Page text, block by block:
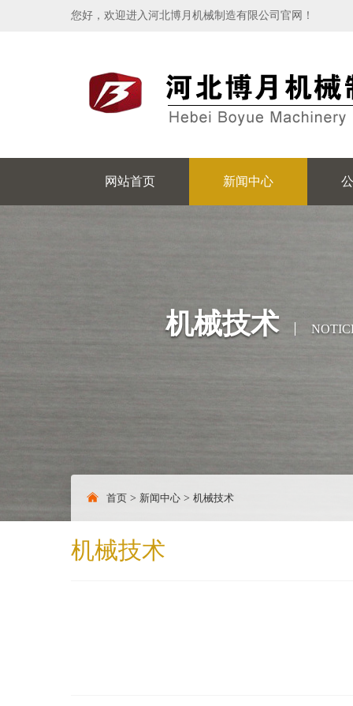
您好，欢迎进入河北博月机械制造有限公司官网！
网站首页 新闻中心
机械技术
首页 > 新闻中心 > 机械技术
机械技术